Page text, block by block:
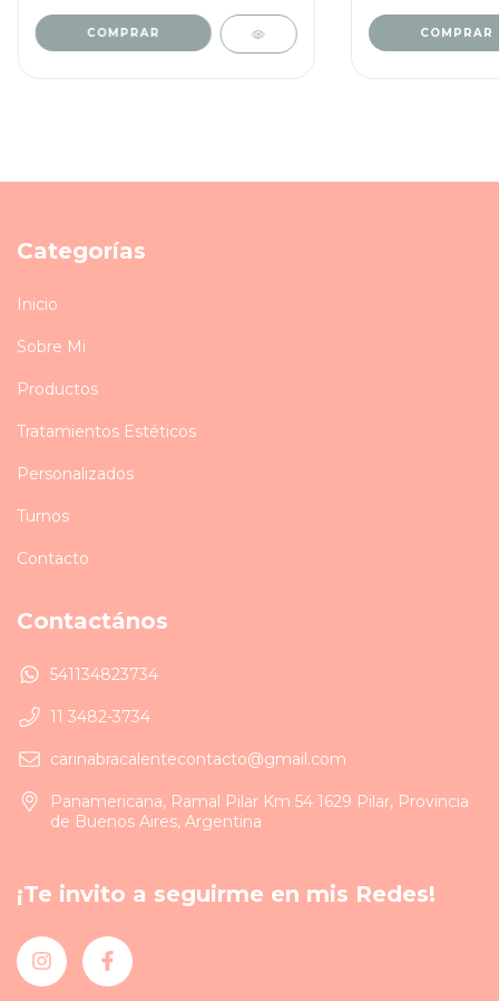
Categorías
Inicio
Sobre Mi
Productos
Tratamientos Estéticos
Personalizados
Turnos
Contacto
Contactános
541134823734
11 3482-3734
carinabracalentecontacto@gmail.com
Panamericana, Ramal Pilar Km 54 1629 Pilar, Provincia
de Buenos Aires, Argentina
¡Te invito a seguirme en mis Redes!